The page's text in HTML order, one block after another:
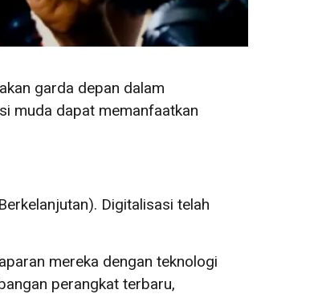
garda depan dalam
muda dapat memanfaatkan
Digitalisasi telah
mereka dengan teknologi
perangkat terbaru,